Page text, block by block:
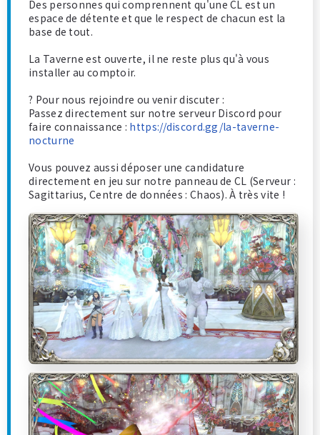
Des personnes qui comprennent qu'une CL est un
espace de détente et que le respect de chacun est la
base de tout.
La Taverne est ouverte, il ne reste plus qu'à vous
installer au comptoir.
? Pour nous rejoindre ou venir discuter :
Passez directement sur notre serveur Discord pour
faire connaissance : https://discord.gg/la-taverne-
nocturne
Vous pouvez aussi déposer une candidature
directement en jeu sur notre panneau de CL (Serveur :
Sagittarius, Centre de données : Chaos). À très vite !